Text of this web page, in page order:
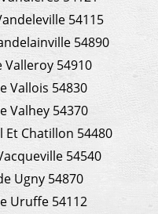
54115
54890
Valleroy 54910
Vallois 54830
Valhey 54370
Et Chatillon 54480
54540
Ugny 54870
Uruffe 54112